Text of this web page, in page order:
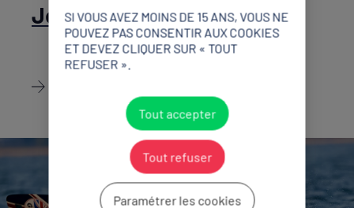
Jeunesse Européenne
SI VOUS AVEZ MOINS DE 15 ANS, VOUS NE
POUVEZ PAS CONSENTIR AUX COOKIES
ET DEVEZ CLIQUER SUR « TOUT
REFUSER ».
Tout accepter
Tout refuser
Paramétrer les cookies